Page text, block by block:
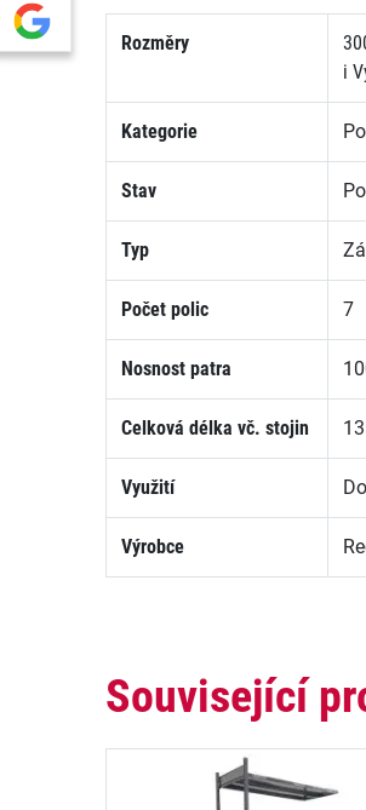
Rozměry
i
Kategorie
Stav
Typ
Počet polic 7
Nosnost patra
Celková délka vč. stojin
Využití
Výrobce
Související